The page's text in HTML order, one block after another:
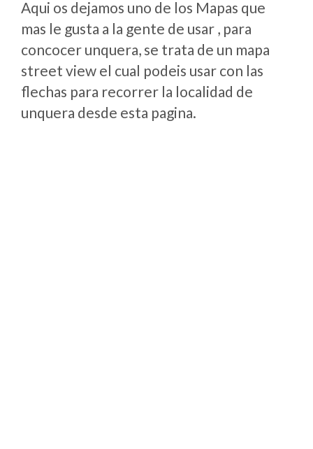
Aqui os dejamos uno de los Mapas que
mas le gusta a la gente de usar , para
concocer unquera, se trata de un mapa
street view el cual podeis usar con las
flechas para recorrer la localidad de
unquera desde esta pagina.